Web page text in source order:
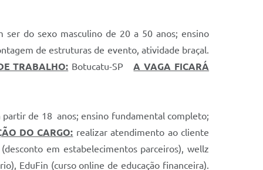
ser do sexo masculino de 20 a 50 anos; ensino
de estruturas de evento, atividade braçal.
TRABALHO: Botucatu-SPA VAGA FICARÁ
de 18 anos; ensino fundamental completo;
DO CARGO: realizar atendimento ao cliente
em estabelecimentos parceiros), wellz
EduFin (curso online de educação financeira).